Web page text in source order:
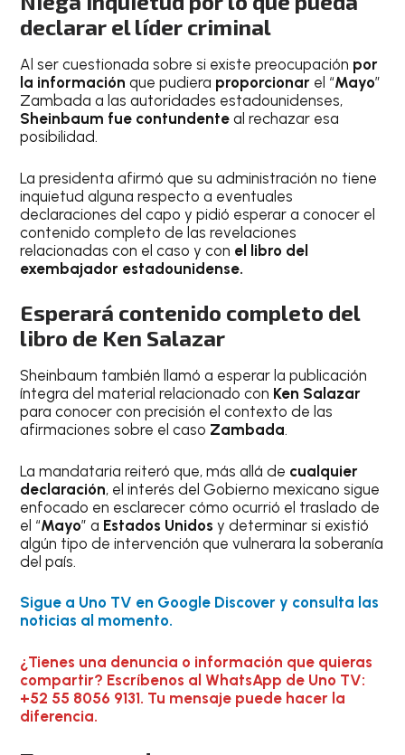
declarar el líder criminal
Al ser cuestionada sobre si existe preocupación por
la informaciónque pudiera proporcionar el “Mayo”
Zambada a las autoridades estadounidenses,
Sheinbaum fue contundente al rechazar esa
posibilidad.
La presidenta afirmó que su administración no tiene
inquietud alguna respecto a eventuales
declaraciones del capo y pidió esperar a conocer el
contenido completo de las revelaciones
relacionadas con el caso y con el libro del
exembajador estadounidense.
Esperará contenido completo del
libro de Ken Salazar
Sheinbaum también llamó a esperar la publicación
íntegra del material relacionado con Ken Salazar
para conocer con precisión el contexto de las
afirmaciones sobre el caso Zambada.
La mandataria reiteró que, más allá de cualquier
declaración, el interés del Gobierno mexicano sigue
enfocado en esclarecer cómo ocurrió el traslado de
el “Mayo” a Estados Unidosy determinar si existió
algún tipo de intervención que vulnerara la soberanía
del país.
Sigue a Uno TV en Google Discover y consulta las
noticias al momento.
¿Tienes una denuncia o información que quieras
compartir? Escríbenos al WhatsApp de Uno TV:
+52 55 8056 9131. Tu mensaje puede hacer la
diferencia.